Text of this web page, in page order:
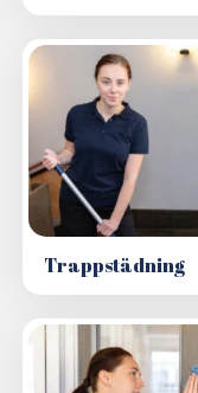
Trappstädning